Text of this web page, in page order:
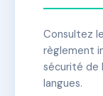
✓ Immatriculée
📞
Consultez
règlement
sécurité de
langues.